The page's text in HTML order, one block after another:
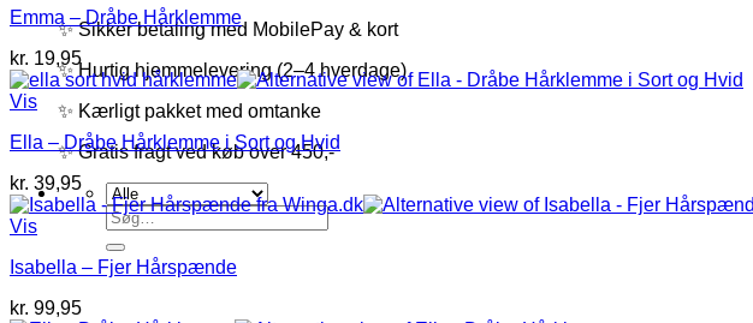
✨ Sikker betaling med MobilePay & kort
✨ Hurtig hjemmelevering (2–4 hverdage)
✨ Kærligt pakket med omtanke
✨ Gratis fragt ved køb over 450,-
Søg
efter:
Emma – Dråbe Hårklemme
kr. 19,95
Vis
Ella – Dråbe Hårklemme i Sort og Hvid
kr. 39,95
Vis
Isabella – Fjer Hårspænde
kr. 99,95